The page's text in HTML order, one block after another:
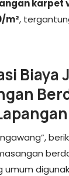
karpet
m²,
Biaya
umum